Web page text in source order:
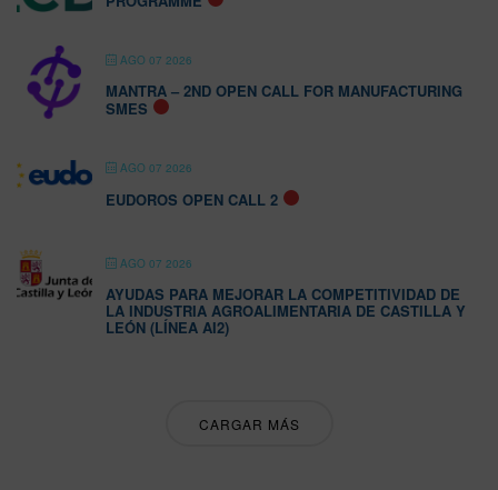
AGO 07 2026
MANTRA – 2ND OPEN CALL FOR MANUFACTURING
SMES
AGO 07 2026
EUDOROS OPEN CALL 2
AGO 07 2026
AYUDAS PARA MEJORAR LA COMPETITIVIDAD DE
LA INDUSTRIA AGROALIMENTARIA DE CASTILLA Y
LEÓN (LÍNEA AI2)
CARGAR MÁS